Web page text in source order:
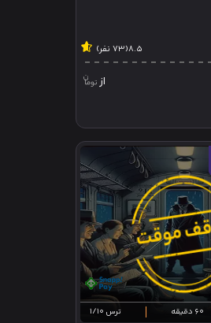
8.5(73 نفر)
از
60 دقیقه ترس 1/10